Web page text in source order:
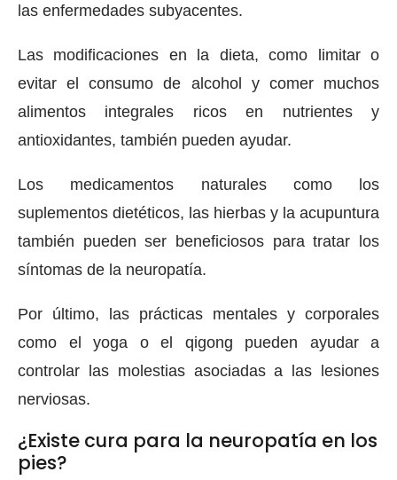
las enfermedades subyacentes.
Las modificaciones en la dieta, como limitar o
evitar el consumo de alcohol y comer muchos
alimentos integrales ricos en nutrientes y
antioxidantes, también pueden ayudar.
Los medicamentos naturales como los
suplementos dietéticos, las hierbas y la acupuntura
también pueden ser beneficiosos para tratar los
síntomas de la neuropatía.
Por último, las prácticas mentales y corporales
como el yoga o el qigong pueden ayudar a
controlar las molestias asociadas a las lesiones
nerviosas.
¿Existe cura para la neuropatía en los
pies?